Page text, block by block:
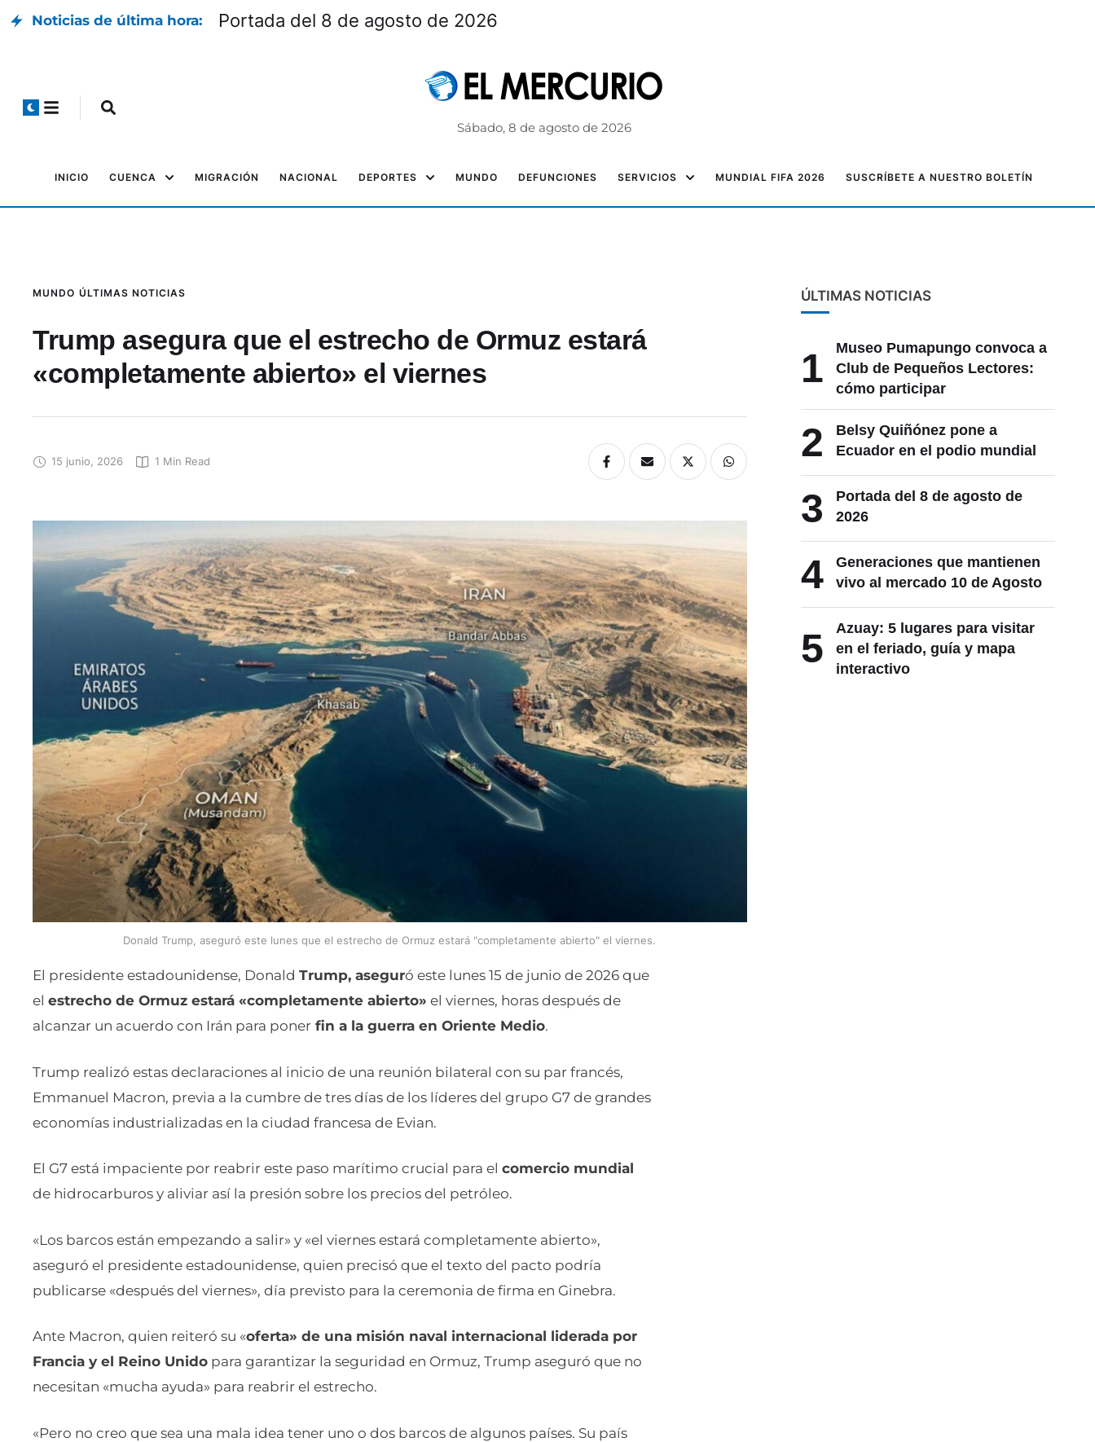
Noticias de última hora: Portada del 8 de agosto de 2026
Sábado, 8 de agosto de 2026
INICIO CUENCA MIGRACIÓN NACIONAL DEPORTES MUNDO DEFUNCIONES SERVICIOS MUNDIAL FIFA 2026 SUSCRÍBETE A NUESTRO BOLETÍN
MUNDO ÚLTIMAS NOTICIAS
Trump asegura que el estrecho de Ormuz estará
«completamente abierto» el viernes
15 junio, 2026 1 Min Read
Donald Trump, aseguró este lunes que el estrecho de Ormuz estará "completamente abierto" el viernes.
El presidente estadounidense, Donald Trump, aseguró este lunes 15 de junio de 2026 que
el estrecho de Ormuz estará «completamente abierto» el viernes, horas después de
alcanzar un acuerdo con Irán para poner fin a la guerra en Oriente Medio.
Trump realizó estas declaraciones al inicio de una reunión bilateral con su par francés,
Emmanuel Macron, previa a la cumbre de tres días de los líderes del grupo G7 de grandes
economías industrializadas en la ciudad francesa de Evian.
El G7 está impaciente por reabrir este paso marítimo crucial para el comercio mundial
de hidrocarburos y aliviar así la presión sobre los precios del petróleo.
«Los barcos están empezando a salir» y «el viernes estará completamente abierto»,
aseguró el presidente estadounidense, quien precisó que el texto del pacto podría
publicarse «después del viernes», día previsto para la ceremonia de firma en Ginebra.
Ante Macron, quien reiteró su «oferta» de una misión naval internacional liderada por
Francia y el Reino Unido para garantizar la seguridad en Ormuz, Trump aseguró que no
necesitan «mucha ayuda» para reabrir el estrecho.
«Pero no creo que sea una mala idea tener uno o dos barcos de algunos países. Su país
ÚLTIMAS NOTICIAS
1
Museo Pumapungo convoca a
Club de Pequeños Lectores:
cómo participar
2
Belsy Quiñónez pone a
Ecuador en el podio mundial
3
Portada del 8 de agosto de
2026
4
Generaciones que mantienen
vivo al mercado 10 de Agosto
5
Azuay: 5 lugares para visitar
en el feriado, guía y mapa
interactivo